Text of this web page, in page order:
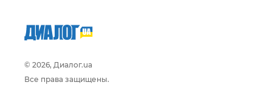
© 2026, Диалог.ua
Все права защищены.